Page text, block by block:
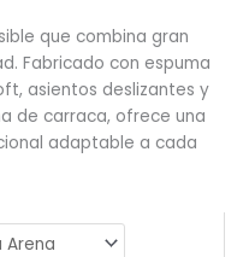
que combina gran
Fabricado con espuma
asientos deslizantes y
de carraca, ofrece una
adaptable a cada